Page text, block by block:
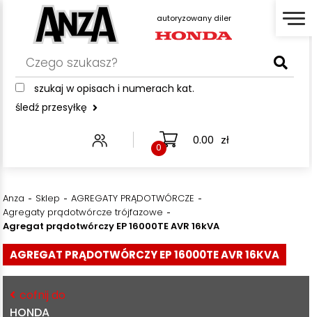
autoryzowany diler
szukaj w opisach i numerach kat.
śledź przesyłkę
0
0.00 zł
Anza Sklep
AGREGATY PRĄDOTWÓRCZE
Agregaty prądotwórcze trójfazowe
Agregat prądotwórczy EP 16000TE AVR 16kVA
AGREGAT PRĄDOTWÓRCZY EP 16000TE AVR 16KVA
cofnij do
HONDA